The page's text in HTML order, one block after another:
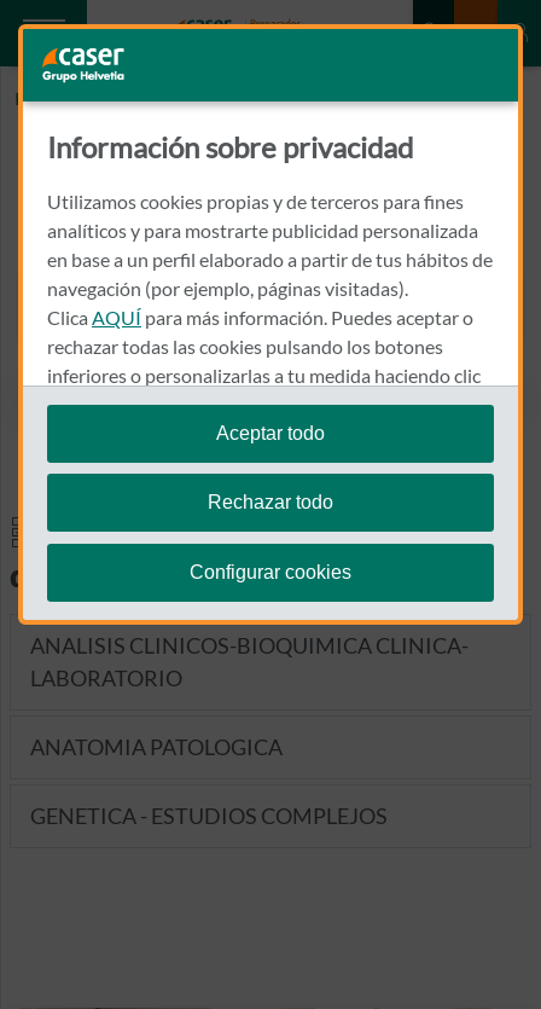
Inicio CERBA INTERNACIONAL
CERBA INTERNACIONAL
43201 - REUS
977 310 647
Llamar a CERBA
Ver el mapa en Google Maps
Especialidades y pruebas
diagnósticas
ANALISIS CLINICOS-BIOQUIMICA CLINICA-
LABORATORIO
ANATOMIA PATOLOGICA
GENETICA - ESTUDIOS COMPLEJOS
Información sobre privacidad
Utilizamos cookies propias y de terceros para fines
analíticos y para mostrarte publicidad personalizada
en base a un perfil elaborado a partir de tus hábitos de
navegación (por ejemplo, páginas visitadas).
Clica AQUÍ para más información. Puedes aceptar o
rechazar todas las cookies pulsando los botones
inferiores o personalizarlas a tu medida haciendo clic
en"configurar cookies".
Te recordamos que puedes modificar tus ajustes de
cookies en cualquier momento en la sección
Aceptar todo
Rechazar todo
Configurar cookies